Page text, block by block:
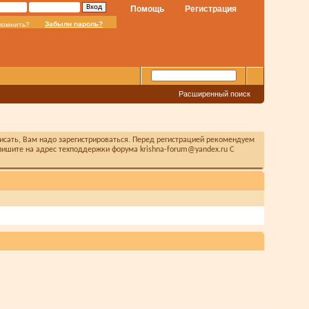
Регистрация
Помощь
Забыли пароль?
Расширенный поиск
Вам надо зарегистрироваться. Перед регистрацией рекомендуем
на адрес техподдержки форума krishna-forum@yandex.ru С